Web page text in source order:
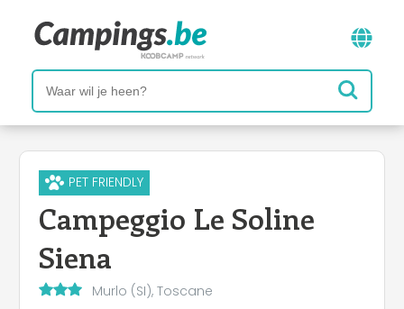
PET FRIENDLY
Campeggio Le Soline
Siena
Murlo (SI), Toscane